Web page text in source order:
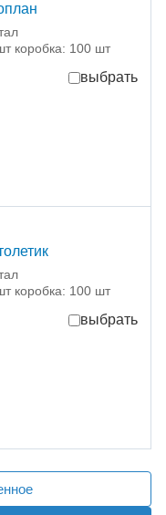
коробка: 100 шт
выбрать
коробка: 100 шт
выбрать